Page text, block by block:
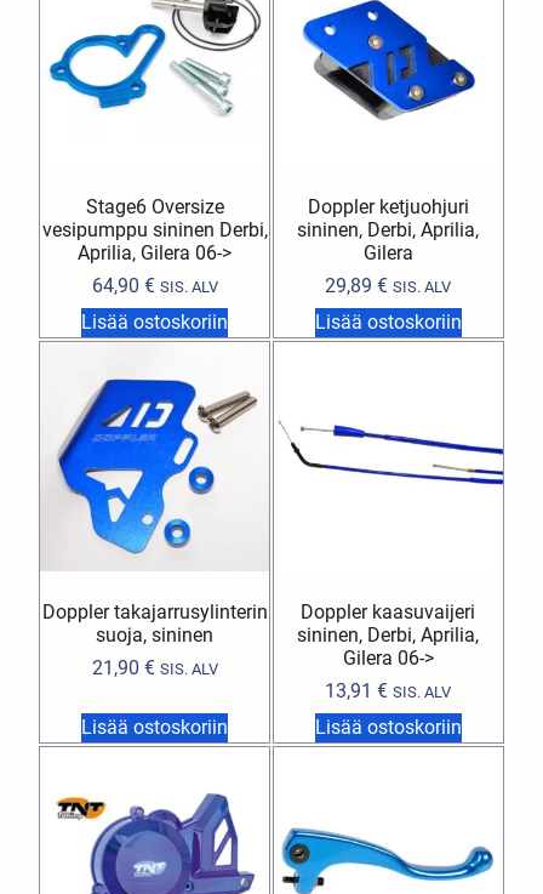
Stage6 Oversize
vesipumppu sininen Derbi,
Aprilia, Gilera 06->
64,90 € SIS. ALV
Lisää ostoskoriin
Doppler ketjuohjuri
sininen, Derbi, Aprilia,
Gilera
29,89€ SIS. ALV
Lisää ostoskoriin
Doppler takajarrusylinterin
suoja, sininen
21,90 € SIS. ALV
Lisää ostoskoriin
Doppler kaasuvaijeri
sininen, Derbi, Aprilia,
Gilera 06->
13,91€ SIS. ALV
Lisää ostoskoriin